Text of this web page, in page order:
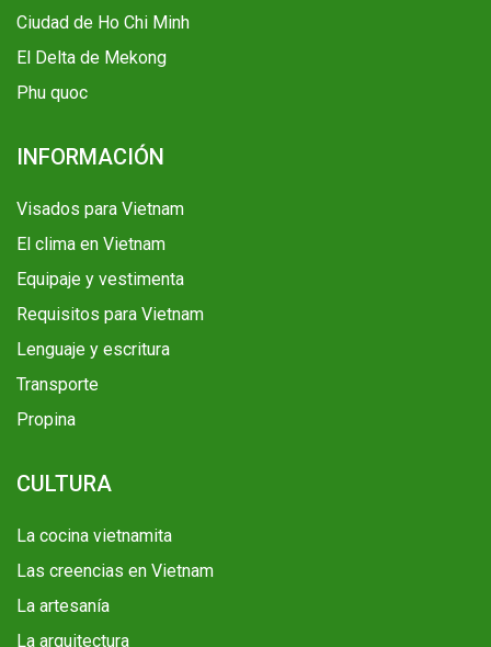
Ciudad de Ho Chi Minh
El Delta de Mekong
Phu quoc
INFORMACIÓN
Visados para Vietnam
El clima en Vietnam
Equipaje y vestimenta
Requisitos para Vietnam
Lenguaje y escritura
Transporte
Propina
CULTURA
La cocina vietnamita
Las creencias en Vietnam
La artesanía
La arquitectura